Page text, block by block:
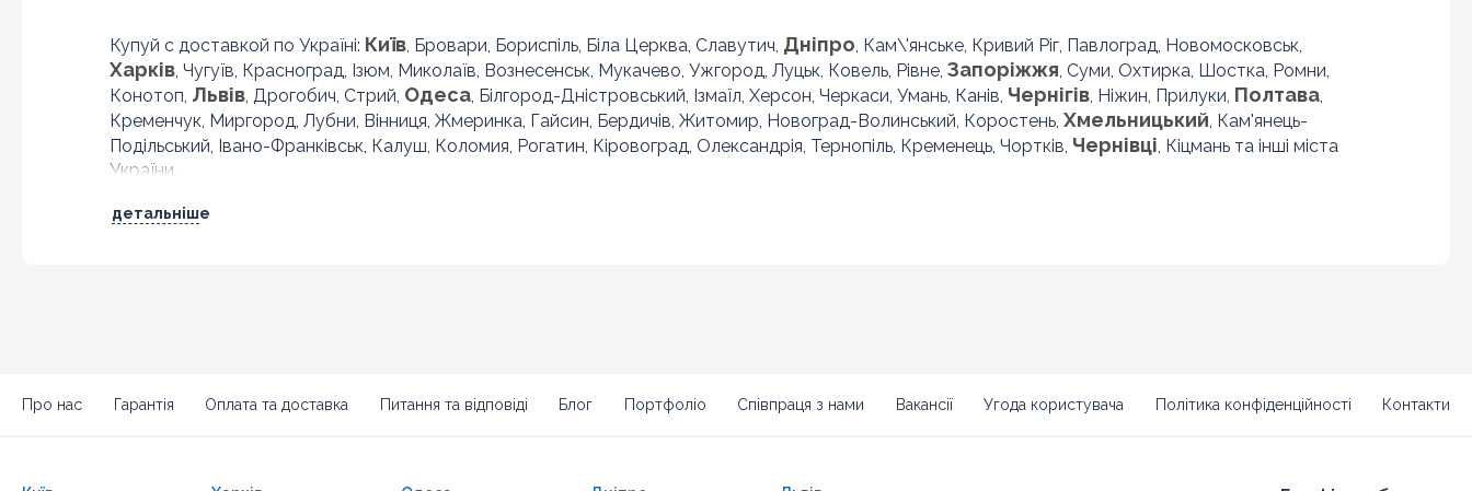
Купуй с доставкой по Україні: Київ, Бровари, Бориспіль, Біла Церква, Славутич, Дніпро, Кам\'янське, Кривий Ріг, Павлоград, Новомосковськ,
Харків, Чугуїв, Красноград, Ізюм, Миколаїв, Вознесенськ, Мукачево, Ужгород, Луцьк, Ковель, Рівне, Запоріжжя, Суми, Охтирка, Шостка, Ромни,
Конотоп, Львів, Дрогобич, Стрий, Одеса, Білгород-Дністровський, Ізмаїл, Херсон, Черкаси, Умань, Канів, Чернігів, Ніжин, Прилуки, Полтава,
Кременчук, Миргород, Лубни, Вінниця, Жмеринка, Гайсин, Бердичів, Житомир, Новоград-Волинський, Коростень, Хмельницький, Кам'янець-
Подільський, Івано-Франківськ, Калуш, Коломия, Рогатин, Кіровоград, Олександрія, Тернопіль, Кременець, Чортків, Чернівці, Кіцмань та інші міста
України.
детальніше
Про нас Гарантія Оплата та доставка Питання та відповіді Блог Портфоліо Співпраця з нами Вакансії Угода користувача Політика конфіденційності Контакти